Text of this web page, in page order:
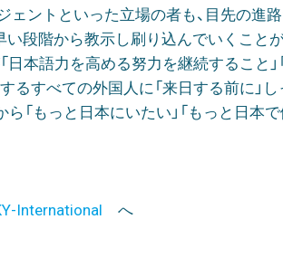
ェントといった立場の者も、目先の進
段階から教示し刷り込んでいくこと
日本語力を高める努力を継続すること
すべての外国人に「来日する前に」し
「もっと日本にいたい」「もっと日本
International へ